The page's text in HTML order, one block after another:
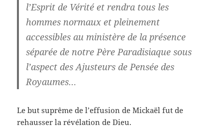
l’Esprit de Vérité et rendra tous les
hommes normaux et pleinement
accessibles au ministère de la présence
séparée de notre Père Paradisiaque sous
l’aspect des Ajusteurs de Pensée des
Royaumes…
Le but suprême de l’effusion de Mickaël fut de
rehausser la révélation de Dieu.